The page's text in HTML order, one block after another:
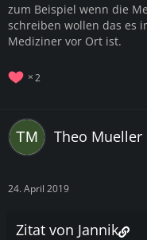
zum Beispiel wenn die
schreiben wollen das es
Mediziner vor Ort ist.
2
Theo Mueller
24. April 2019
Zitat von Jannik